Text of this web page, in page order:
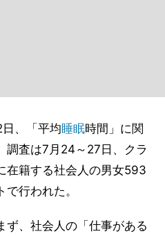
、「平均睡眠時間」に関
調査は7月24～27日、クラ
在籍する社会人の男女593
行われた。
ず、社会人の「仕事がある